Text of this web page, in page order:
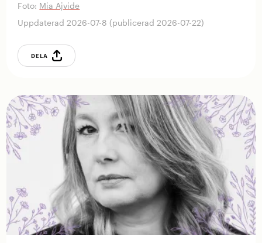
Foto: Mia Ajvide
Uppdaterad 2026-07-8 (publicerad 2026-07-22)
DELA